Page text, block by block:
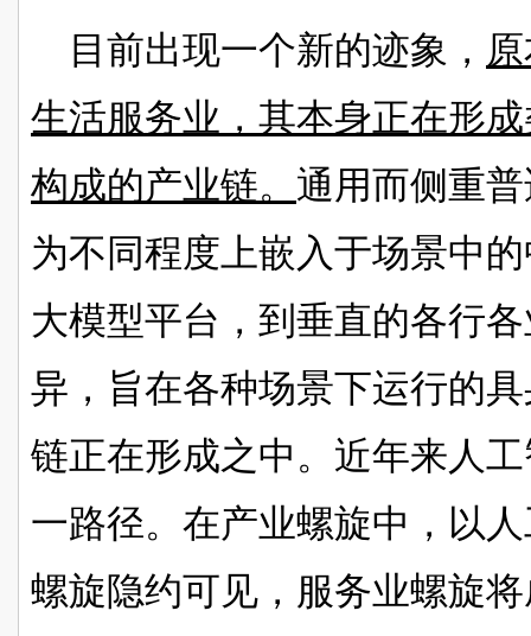
目前出现一个新的迹象，
生活服务业，其本身正在形
构成的产业链。 通用而侧重
为不同程度上嵌入于场景中
大模型平台， 到垂直的各行
异，旨在各种场景下运行的
链正在形成之中。近年来人
一路径。在产业螺旋中，以
螺旋隐约可见，服务业螺旋